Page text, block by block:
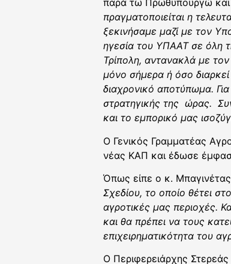
παρά τω Πρωθυπουργώ και
πραγματοποιείται η
ξεκινήσαμε μαζί με τον
ηγεσία του ΥΠΑΑΤ σε όλη
Τρίπολη, αντανακλά με
μόνο σήμερα ή όσο
διαχρονικό αποτύπωμα.
στρατηγικής της ώρας.
και το εμπορικό μας
Ο Γενικός Γραμματέας
νέας ΚΑΠ και έδωσε
Όπως είπε ο κ. Μπαγινέτας
Σχεδίου, το οποίο θέτει
αγροτικές μας περιοχές.
και θα πρέπει να τους
επιχειρηματικότητα του
Ο Περιφερειάρχης